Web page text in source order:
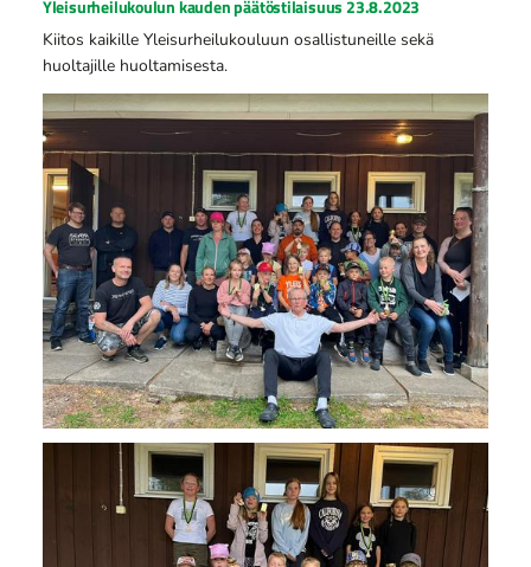
Yleisurheilukoulun kauden päätöstilaisuus 23.8.2023
Kiitos kaikille Yleisurheilukouluun osallistuneille sekä
huoltajille huoltamisesta.